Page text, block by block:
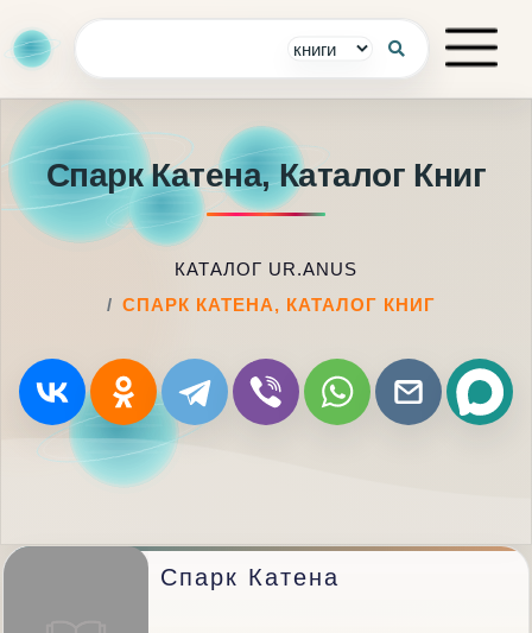
Спарк Катена, Каталог Книг
КАТАЛОГ UR.ANUS
СПАРК КАТЕНА, КАТАЛОГ КНИГ
Спарк Катена